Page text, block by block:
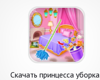
Андроид
Скачать принцесса уборка